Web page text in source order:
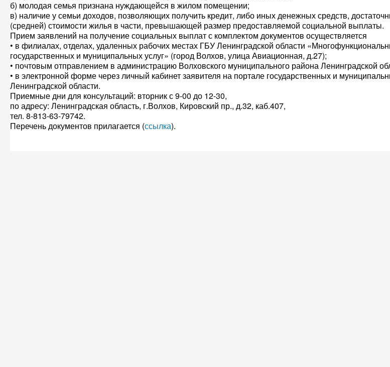
б) молодая семья признана нуждающейся в жилом помещении;
в) наличие у семьи доходов, позволяющих получить кредит, либо иных денежных средств,
(средней) стоимости жилья в части, превышающей размер предоставляемой социальной выплаты.
Прием заявлений на получение социальных выплат с комплектом документов осуществляется
• в филиалах, отделах, удаленных рабочих местах ГБУ Ленинградской области
государственных и муниципальных услуг» (город Волхов, улица Авиационная, д.27);
• почтовым отправлением в администрацию Волховского муниципального района Ленинградской
• в электронной форме через личный кабинет заявителя на портале государственных и
Ленинградской области.
Приемные дни для консультаций: вторник с 9-00 до 12-30,
по адресу: Ленинградская область, г.Волхов, Кировский пр., д.32, каб.407,
тел. 8-813-63-79742.
Перечень документов прилагается (ссылка).